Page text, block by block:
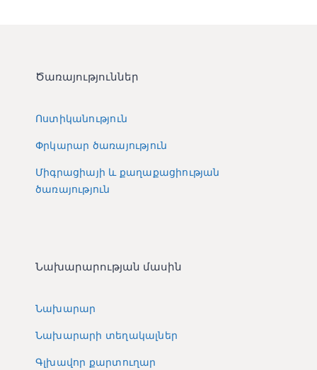
Ծառայություններ
Ոստիկանություն
Փրկարար ծառայություն
Միգրացիայի և քաղաքացիության
ծառայություն
Նախարարության մասին
Նախարար
Նախարարի տեղակալներ
Գլխավոր քարտուղար